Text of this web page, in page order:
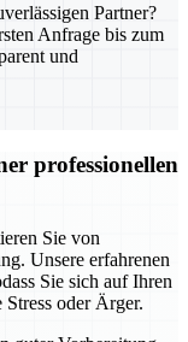
Partner?
Anfrage bis zum
und
professionellen
Sie von
Unsere erfahrenen
Sie sich auf Ihren
oder Ärger.